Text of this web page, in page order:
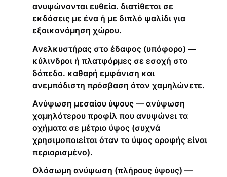
ανυψώνονται ευθεία. διατίθεται σε
εκδόσεις με ένα ή με διπλό ψαλίδι για
εξοικονόμηση χώρου.
Ανελκυστήρας στο έδαφος (υπόφορο) —
κύλινδροι ή πλατφόρμες σε εσοχή στο
δάπεδο. καθαρή εμφάνιση και
ανεμπόδιστη πρόσβαση όταν χαμηλώνετε.
Ανύψωση μεσαίου ύψους — ανύψωση
χαμηλότερου προφίλ που ανυψώνει τα
οχήματα σε μέτριο ύψος (συχνά
χρησιμοποιείται όταν το ύψος οροφής είναι
περιορισμένο).
Ολόσωμη ανύψωση (πλήρους ύψους) —